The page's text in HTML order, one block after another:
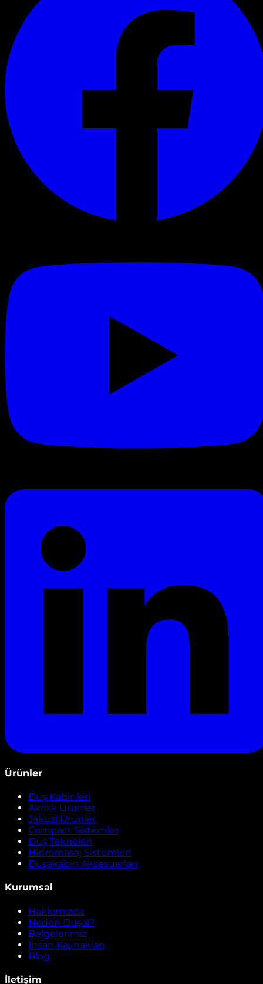
Ürünler
Duş Kabinleri
Akrilik Ürünler
Jakuzi Ürünler
Compact Sistemler
Duş Tekneleri
Hidromasaj Sistemleri
Duşakabin Aksesuarları
Kurumsal
Hakkımızda
Neden Duşal?
Belgelerimiz
İnsan Kaynakları
Blog
İletişim